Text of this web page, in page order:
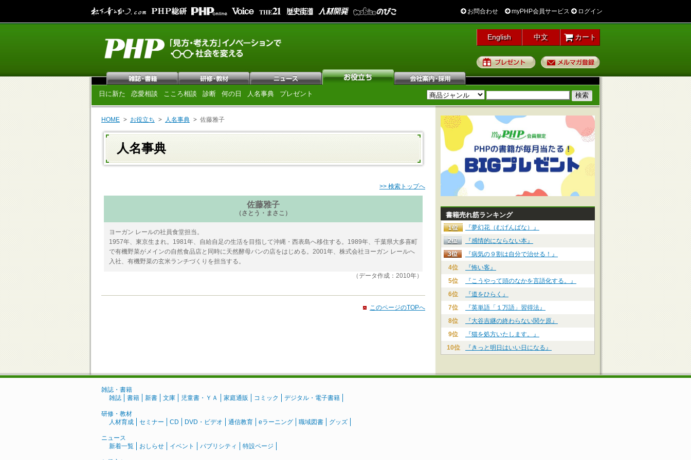
お問合わせ myPHP会員サービス ログイン
English 中文 カート
プレゼント
日に新た 恋愛相談 こころ相談 診断 何の日 人名事典 プレゼント
HOME お役立ち 人名事典 佐藤雅子
人名事典
>> 検索トップへ
佐藤雅子
（さとう・まさこ）
ヨーガン レールの社員食堂担当。
1957年、東京生まれ。1981年、自給自足の生活を目指して沖縄・西表島へ移住する。1989年、千葉県大多喜町
で有機野菜がメインの自然食品店と同時に天然酵母パンの店をはじめる。2001年、株式会社ヨーガン レールへ
入社、有機野菜の玄米ランチづくりを担当する。
（データ作成：2010年）
このページのTOPへ
書籍売れ筋ランキング
『夢幻花（むげんばな）』
『感情的にならない本』
『病気の９割は自分で治せる！』
4位
『怖い客』
5位
『こうやって頭のなかを言語化する。』
6位
『道をひらく』
7位
『英単語「１万語」習得法』
8位
『大谷吉継の終わらない関ケ原』
9位
『猫を処方いたします。』
10位
『きっと明日はいい日になる』
雑誌・書籍
雑誌
書籍 新書 文庫 児童書・ＹＡ 家庭通販 コミック デジタル・電子書籍
研修・教材
人材育成
セミナー CD DVD・ビデオ 通信教育 eラーニング 職域図書 グッズ
ニュース
新着一覧
おしらせ イベント パブリシティ 特設ページ